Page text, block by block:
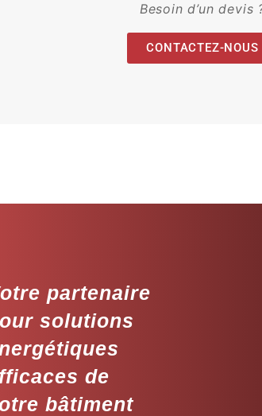
Besoin d’un devis
CONTACTEZ-NOUS
partenaire
solutions
de
bâtiment